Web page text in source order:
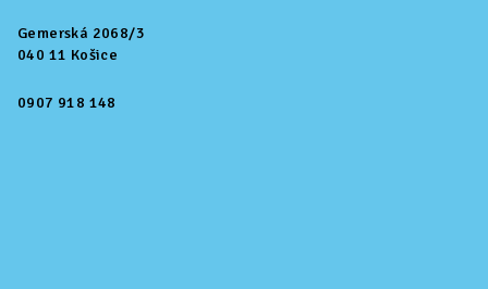
Gemerská 2068/3
040 11 Košice
0907 918 148